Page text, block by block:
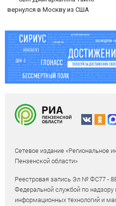
вернулся в Москву из США
Сетевое издание «Региональное
Пензенской области»
Реестровая запись Эл № ФС77 -
Федеральной службой по надзору
информационных технологий и